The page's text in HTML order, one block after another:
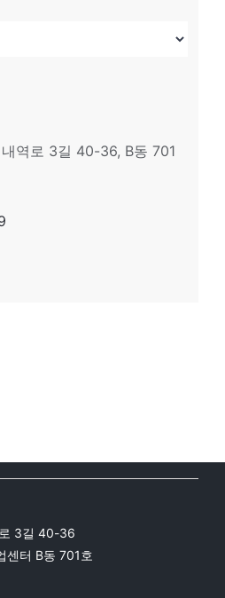
역로 3길 40-36, B동 701
3길 40-36
센터 B동 701호